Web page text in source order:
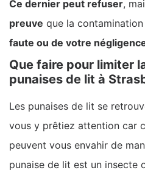
Ce dernier peut refuser,
preuve que la
faute ou de votre
Que faire pour limiter
punaises de lit à
Les punaises de lit se
vous y prêtiez attention car
peuvent vous envahir de
punaise de lit est un insecte